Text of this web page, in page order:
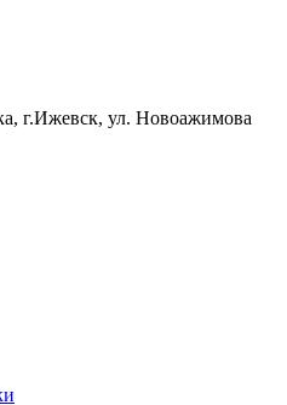
г.Ижевск, ул. Новоажимова